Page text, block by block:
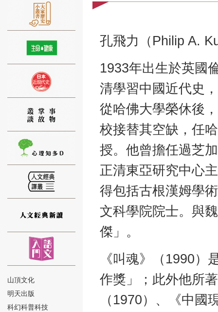
⑫
⑬
山頂文化
明天出版
科幻科普科技
孔飛力（Philip A.
1933年出生於英國
清學習中國近代史
從哈佛大學榮休後
校接替其空缺，任
授。他曾擔任過芝
正清東亞研究中心
得包括古根漢姆學
文科學院院士。與
傑」。
《叫魂》（1990）
作獎」；此外他所
（1970）、《中國